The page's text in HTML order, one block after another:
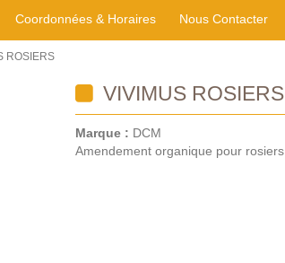
Coordonnées & Horaires Nous Contacter
ROSIERS
VIVIMUS ROSIERS
Marque : DCM
Amendement organique pour rosiers